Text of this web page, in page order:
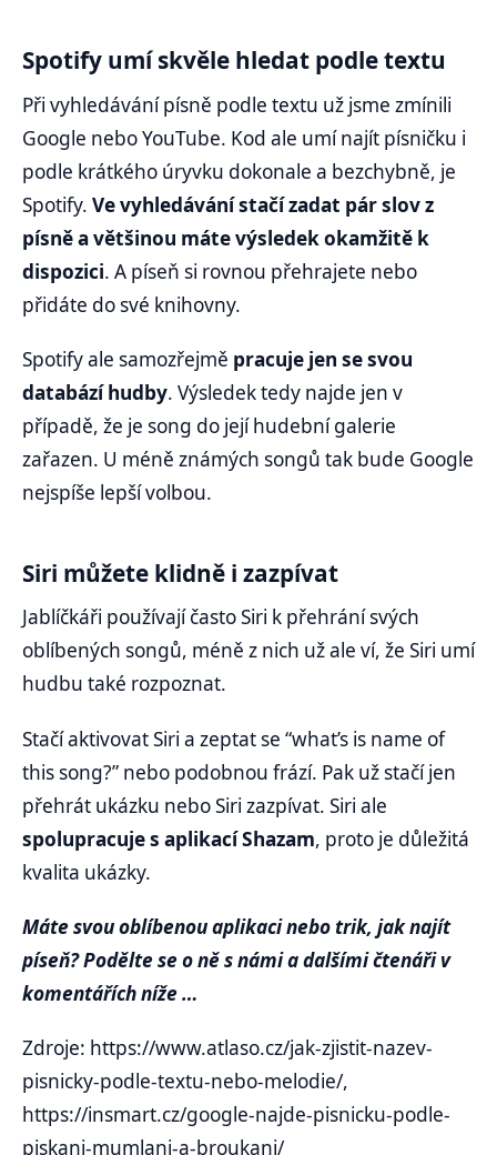
Spotify umí skvěle hledat podle textu
Při vyhledávání písně podle textu už jsme zmínili
Google nebo YouTube. Kod ale umí najít písničku i
podle krátkého úryvku dokonale a bezchybně, je
Spotify. Ve vyhledávání stačí zadat pár slov z
písně a většinou máte výsledek okamžitě k
dispozici. A píseň si rovnou přehrajete nebo
přidáte do své knihovny.
Spotify ale samozřejmě pracuje jen se svou
databází hudby. Výsledek tedy najde jen v
případě, že je song do její hudební galerie
zařazen. U méně známých songů tak bude Google
nejspíše lepší volbou.
Siri můžete klidně i zazpívat
Jablíčkáři používají často Siri k přehrání svých
oblíbených songů, méně z nich už ale ví, že Siri umí
hudbu také rozpoznat.
Stačí aktivovat Siri a zeptat se “what’s is name of
this song?” nebo podobnou frází. Pak už stačí jen
přehrát ukázku nebo Siri zazpívat. Siri ale
spolupracuje s aplikací Shazam, proto je důležitá
kvalita ukázky.
Máte svou oblíbenou aplikaci nebo trik, jak najít
píseň? Podělte se o ně s námi a dalšími čtenáři v
komentářích níže …
Zdroje: https://www.atlaso.cz/jak-zjistit-nazev-
pisnicky-podle-textu-nebo-melodie/,
https://insmart.cz/google-najde-pisnicku-podle-
piskani-mumlani-a-broukani/